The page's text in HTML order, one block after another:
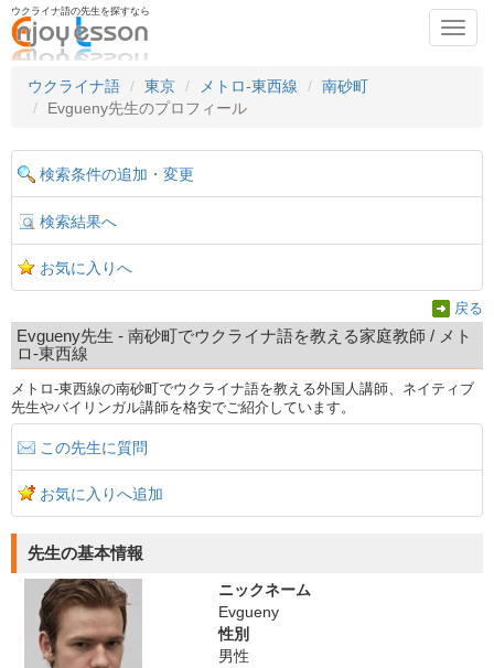
ウクライナ語の先生を探すなら
ウクライナ語
東京 メトロ-東西線
南砂町
Evgueny先生のプロフィール
検索条件の追加・変更
検索結果へ
お気に入りへ
戻る
Evgueny先生 - 南砂町でウクライナ語を教える家庭教師 / メト
ロ-東西線
メトロ-東西線の南砂町でウクライナ語を教える外国人講師、ネイティブ
先生やバイリンガル講師を格安でご紹介しています。
この先生に質問
お気に入りへ追加
先生の基本情報
ニックネーム
Evgueny
性別
男性